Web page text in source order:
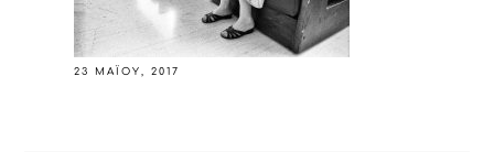
23 ΜΑΪ́ΟΥ, 2017